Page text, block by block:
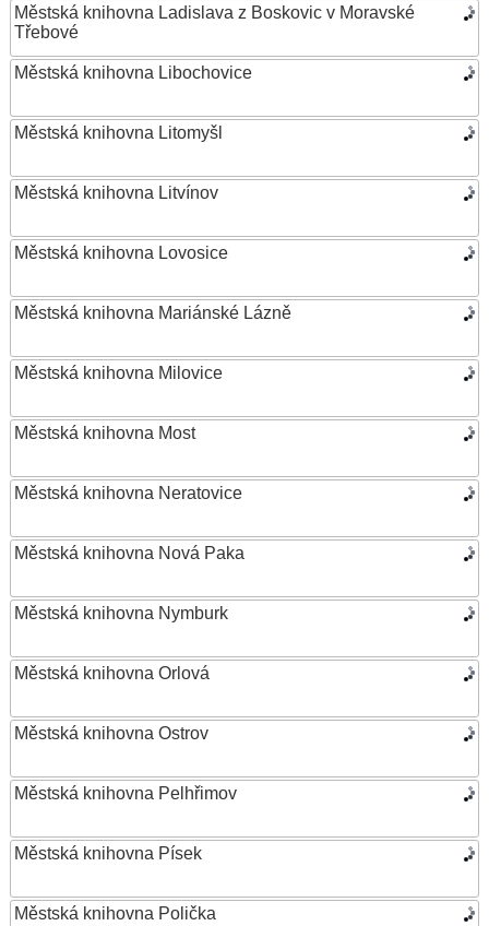
Městská knihovna Ladislava z Boskovic v Moravské
Třebové
Městská knihovna Libochovice
Městská knihovna Litomyšl
Městská knihovna Litvínov
Městská knihovna Lovosice
Městská knihovna Mariánské Lázně
Městská knihovna Milovice
Městská knihovna Most
Městská knihovna Neratovice
Městská knihovna Nová Paka
Městská knihovna Nymburk
Městská knihovna Orlová
Městská knihovna Ostrov
Městská knihovna Pelhřimov
Městská knihovna Písek
Městská knihovna Polička